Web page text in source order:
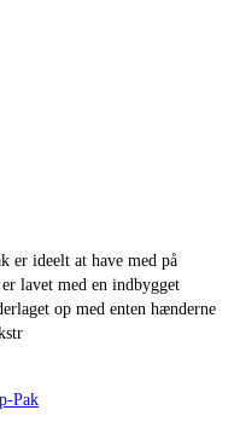
er ideelt at have med på
lavet med en indbygget
op med enten hænderne